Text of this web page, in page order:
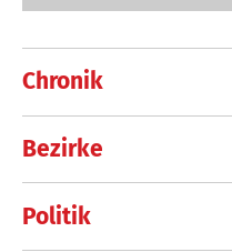
Chronik
Bezirke
Politik